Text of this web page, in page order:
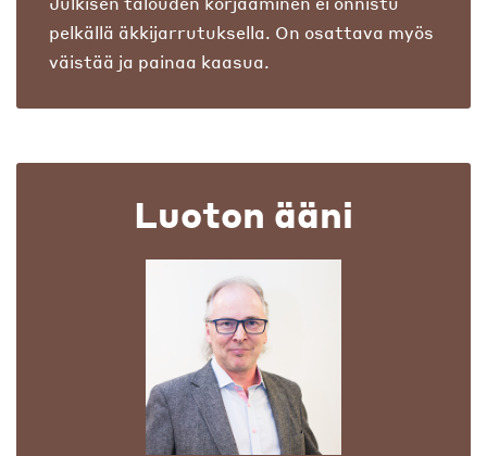
pelkällä äkkijarrutuksella. On osattava myös
väistää ja painaa kaasua.
Luoton ääni